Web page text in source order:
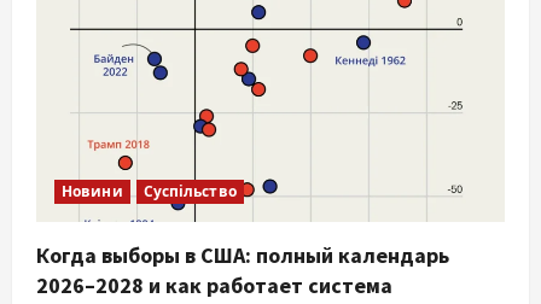
Новини Суспільство
Когда выборы в США: полный календарь
2026–2028 и как работает система